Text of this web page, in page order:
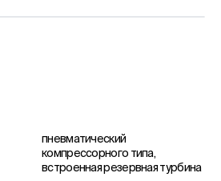
пневматический
компрессорного типа,
встроенная резервная турбина